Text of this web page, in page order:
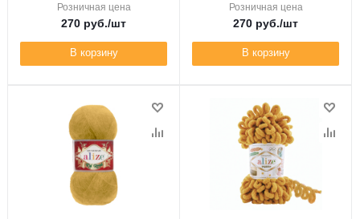
Розничная цена
270 руб./шт
В корзину
Розничная цена
270 руб./шт
В корзину